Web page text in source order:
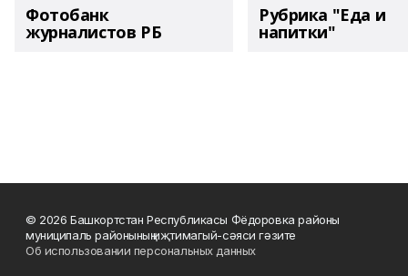
Фотобанк
журналистов РБ
Рубрика "Еда и
напитки"
© 2026 Башкортстан Республикасы Фёдоровка районы
муниципаль районының иҗтимагый-сәяси гәзите
Об использовании персональных данных